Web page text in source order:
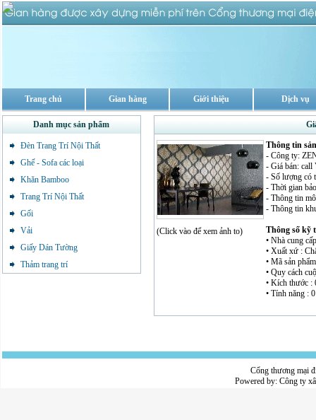
Trang chủ Gian hàng Giới thiệu Dịch vụ
Danh mục sản phẩm
Đèn Trang Trí Nội Thất
Ghế - Sofa các loại
Khăn Bamboo
Trang Trí Nội Thất
Gối
Vải
Giấy Dán Tường
Thảm trang trí
(Click vào để xem ảnh to)
Thông tin
- Công ty:
- Giá bán:
- Số lượng có
- Thời gian
- Thông tin
- Thông tin
Thông số kỹ
• Nhà cung
• Xuất xứ :
• Mã sản
• Quy cách
• Kích thước :
• Tính năng : 0
Cổng thương mại
Powered by: Công ty